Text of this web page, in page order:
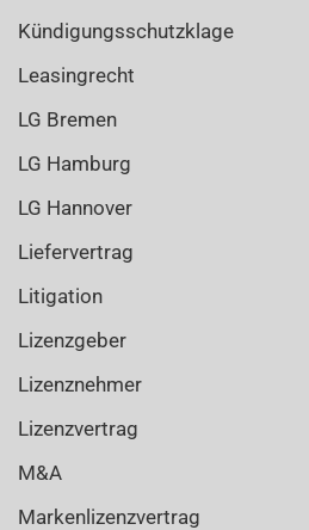
Kündigungsschutzklage
Leasingrecht
LG Bremen
LG Hamburg
LG Hannover
Liefervertrag
Litigation
Lizenzgeber
Lizenznehmer
Lizenzvertrag
M&A
Markenlizenzvertrag